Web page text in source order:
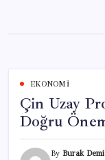
content
EKONOMI
Çin Uzay
Doğru
By Burak